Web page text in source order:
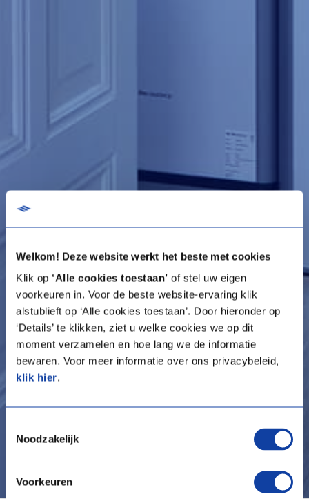
Welkom! Deze website werkt het beste met cookies
Klik op ‘Alle cookies toestaan’ of stel uw eigen
voorkeuren in. Voor de beste website-ervaring klik
alstublieft op ‘Alle cookies toestaan’. Door hieronder op
‘Details’ te klikken, ziet u welke cookies we op dit
moment verzamelen en hoe lang we de informatie
bewaren. Voor meer informatie over ons privacybeleid,
klik hier.
Noodzakelijk
Voorkeuren